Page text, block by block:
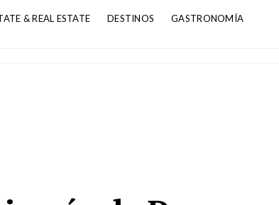
& REAL ESTATE DESTINOS GASTRONOMÍA